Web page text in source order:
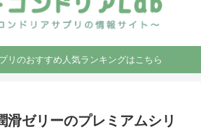
リのおすすめ人気ランキングはこちら
滑ゼリーのプレミアムシリ